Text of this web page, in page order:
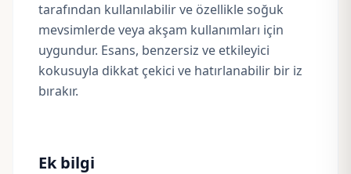
tarafından kullanılabilir ve özellikle soğuk
mevsimlerde veya akşam kullanımları için
uygundur. Esans, benzersiz ve etkileyici
kokusuyla dikkat çekici ve hatırlanabilir bir iz
bırakır.
Ek bilgi